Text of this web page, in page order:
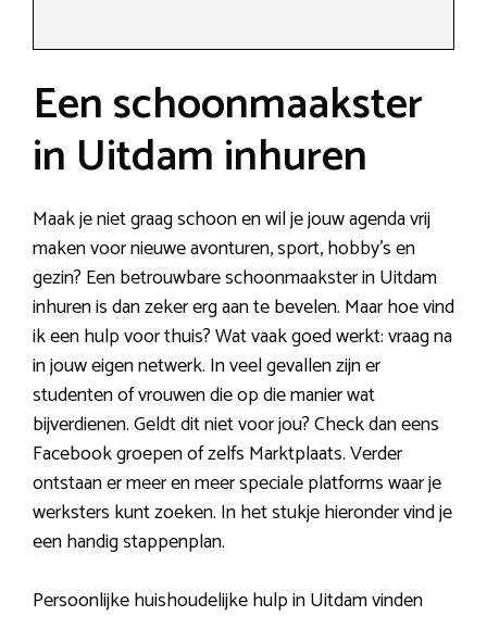
Een schoonmaakster
in Uitdam inhuren
Maak je niet graag schoon en wil je jouw agenda vrij
maken voor nieuwe avonturen, sport, hobby’s en
gezin? Een betrouwbare schoonmaakster in Uitdam
inhuren is dan zeker erg aan te bevelen. Maar hoe vind
ik een hulp voor thuis? Wat vaak goed werkt: vraag na
in jouw eigen netwerk. In veel gevallen zijn er
studenten of vrouwen die op die manier wat
bijverdienen. Geldt dit niet voor jou? Check dan eens
Facebook groepen of zelfs Marktplaats. Verder
ontstaan er meer en meer speciale platforms waar je
werksters kunt zoeken. In het stukje hieronder vind je
een handig stappenplan.
Persoonlijke huishoudelijke hulp in Uitdam vinden